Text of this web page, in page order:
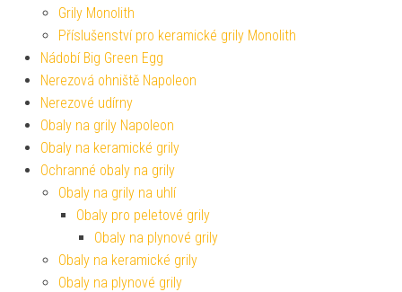
Grily Monolith
Příslušenství pro keramické grily Monolith
Nádobí Big Green Egg
Nerezová ohniště Napoleon
Nerezové udírny
Obaly na grily Napoleon
Obaly na keramické grily
Ochranné obaly na grily
Obaly na grily na uhlí
Obaly pro peletové grily
Obaly na plynové grily
Obaly na keramické grily
Obaly na plynové grily